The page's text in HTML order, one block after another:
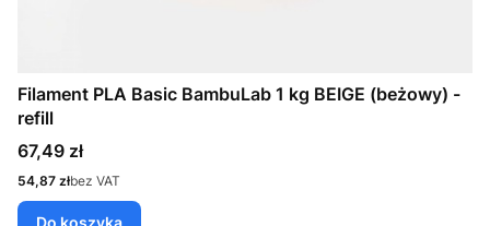
Filament PLA Basic BambuLab 1 kg BEIGE (beżowy) -
refill
Cena
67,49 zł
Cena
54,87 złbez VAT
Do koszyka